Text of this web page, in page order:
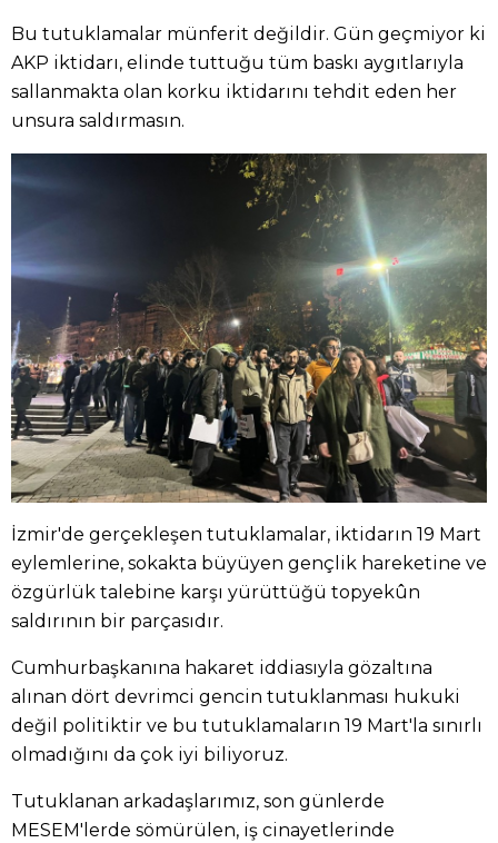
Bu tutuklamalar münferit değildir. Gün geçmiyor ki
AKP iktidarı, elinde tuttuğu tüm baskı aygıtlarıyla
sallanmakta olan korku iktidarını tehdit eden her
unsura saldırmasın.
İzmir'de gerçekleşen tutuklamalar, iktidarın 19 Mart
eylemlerine, sokakta büyüyen gençlik hareketine ve
özgürlük talebine karşı yürüttüğü topyekûn
saldırının bir parçasıdır.
Cumhurbaşkanına hakaret iddiasıyla gözaltına
alınan dört devrimci gencin tutuklanması hukuki
değil politiktir ve bu tutuklamaların 19 Mart'la sınırlı
olmadığını da çok iyi biliyoruz.
Tutuklanan arkadaşlarımız, son günlerde
MESEM'lerde sömürülen, iş cinayetlerinde